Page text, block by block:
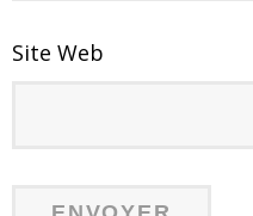
Site Web